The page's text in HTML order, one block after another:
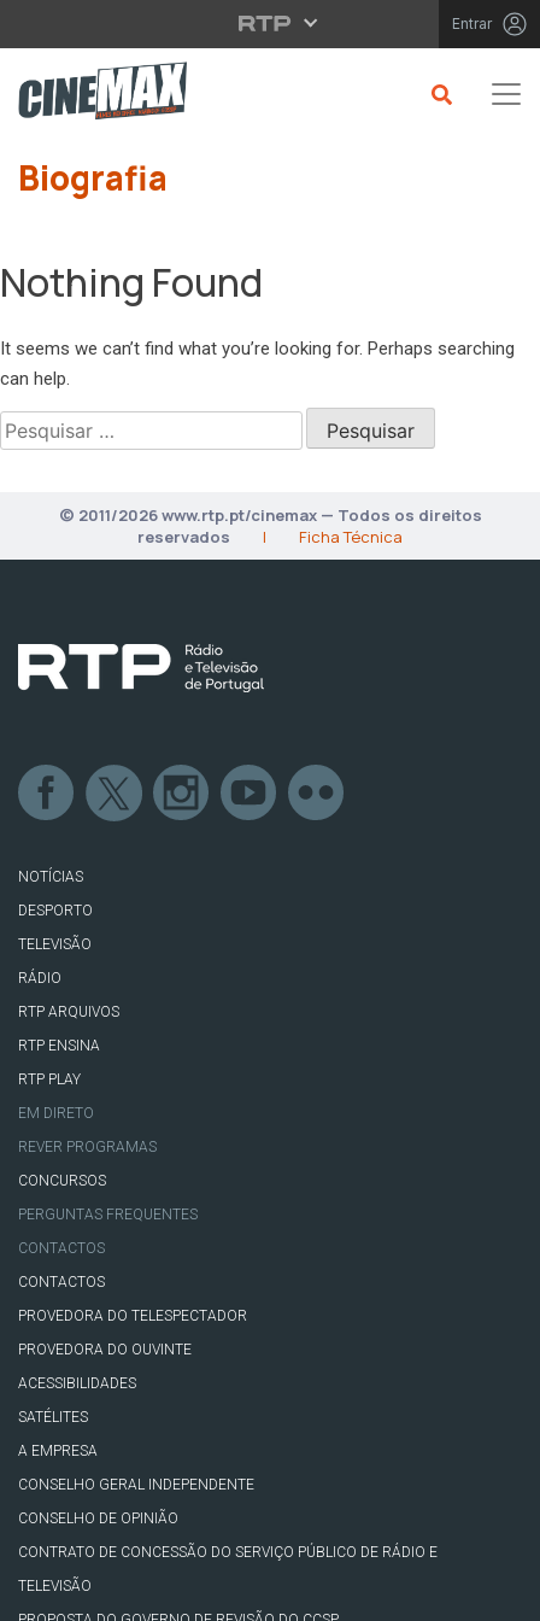
Saltar para o conteúdo principal Entrar
Biografia
Nothing Found
It seems we can’t find what you’re looking for. Perhaps searching
can help.
Pesquisar
por:
© 2011/2026 www.rtp.pt/cinemax — Todos os direitos
reservados
| Ficha Técnica
NOTÍCIAS
DESPORTO
TELEVISÃO
RÁDIO
RTP ARQUIVOS
RTP ENSINA
RTP PLAY
EM DIRETO
REVER PROGRAMAS
CONCURSOS
PERGUNTAS FREQUENTES
CONTACTOS
CONTACTOS
PROVEDORA DO TELESPECTADOR
PROVEDORA DO OUVINTE
ACESSIBILIDADES
SATÉLITES
A EMPRESA
CONSELHO GERAL INDEPENDENTE
CONSELHO DE OPINIÃO
CONTRATO DE CONCESSÃO DO SERVIÇO PÚBLICO DE RÁDIO E
TELEVISÃO